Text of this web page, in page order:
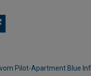
Pilot-Apartment Blue